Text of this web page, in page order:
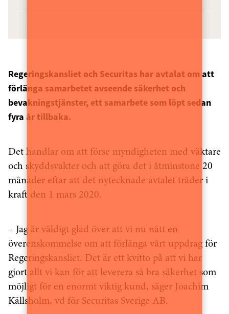
Regeringskansliet och Securitas har avtalat om att
förlänga samarbetet avseende säkerhet och
bevakningstjänster, ett samarbete som löpt sedan
fyra år tillbaka.
Det handlar om att förse myndigheten med väktare
och skyddsvakter och att göra det i åtminstone 20
månader eftar att det nytecknade avtalet träder i
kraft den 1 mars 2020.
– Jag är väldigt glad över att vi nu nått en
överenskommelse om att förlänga vårt uppdrag för
Regeringskansliet. Det är ett kvitto på att vi har
gjort allt vi kan för att leverera så bra säkerhet som
möjligt för en enormt viktig kund, säger Joachim
Källsholm, vd för Securitas Sverige AB.